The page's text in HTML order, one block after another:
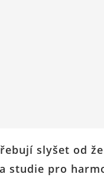
slyšet od
studie pro